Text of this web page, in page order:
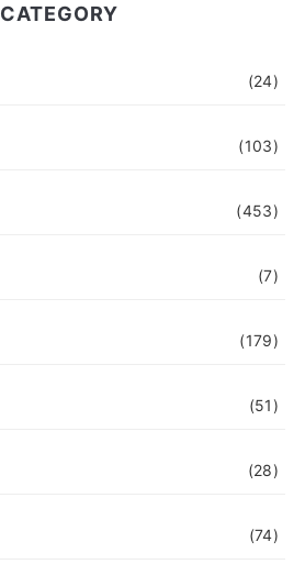
CATEGORY
(24)
(103)
(453)
(7)
(179)
(51)
(28)
(74)